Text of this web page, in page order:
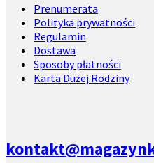
Prenumerata
Polityka prywatności
Regulamin
Dostawa
Sposoby płatności
Karta Dużej Rodziny